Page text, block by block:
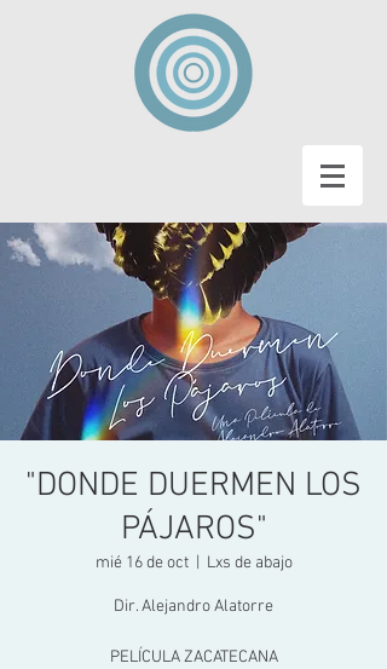
"DONDE DUERMEN LOS
PÁJAROS"
mié 16 de oct
  |
Lxs de abajo
Dir. Alejandro Alatorre
PELÍCULA ZACATECANA